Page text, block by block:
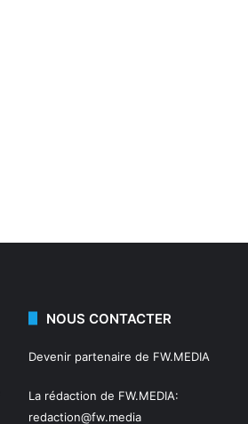
NOUS CONTACTER
Devenir partenaire de FW.MEDIA
La rédaction de FW.MEDIA:
redaction@fw.media